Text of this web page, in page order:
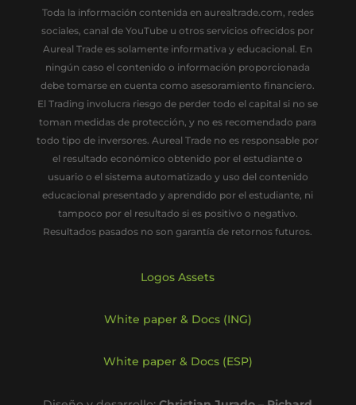
Toda la información contenida en aurealtrade.com, redes
sociales, canal de YouTube u otros servicios ofrecidos por
Aureal Trade es solamente informativa y educacional. En
ningún caso el contenido o información proporcionada
debe tomarse en cuenta como asesoramiento financiero.
El Trading involucra riesgo de perder todo el capital si no se
toman medidas de protección, y no es recomendado para
todo tipo de inversores. Aureal Trade no es responsable por
el resultado económico obtenido por el estudiante o
usuario o el sistema automatizado y uso del contenido
educacional presentado y aprendido por el estudiante, ni
tampoco por el resultado si es positivo o negativo.
Resultados pasados no son garantía de retornos futuros.
Logos Assets
White paper & Docs (ING)
White paper & Docs (ESP)